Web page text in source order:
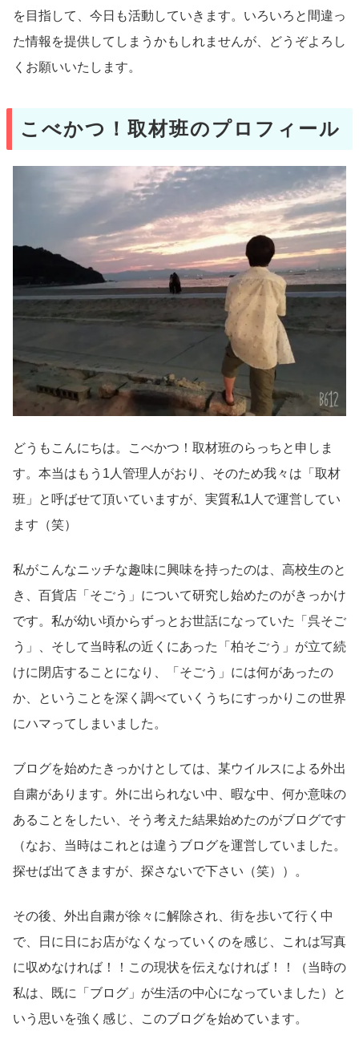
を目指して、今日も活動していきます。いろいろと間違っ
た情報を提供してしまうかもしれませんが、どうぞよろし
くお願いいたします。
こべかつ！取材班のプロフィール
どうもこんにちは。こべかつ！取材班のらっちと申しま
す。本当はもう1人管理人がおり、そのため我々は「取材
班」と呼ばせて頂いていますが、実質私1人で運営してい
ます（笑）
私がこんなニッチな趣味に興味を持ったのは、高校生のと
き、百貨店「そごう」について研究し始めたのがきっかけ
です。私が幼い頃からずっとお世話になっていた「呉そご
う」、そして当時私の近くにあった「柏そごう」が立て続
けに閉店することになり、「そごう」には何があったの
か、ということを深く調べていくうちにすっかりこの世界
にハマってしまいました。
ブログを始めたきっかけとしては、某ウイルスによる外出
自粛があります。外に出られない中、暇な中、何か意味の
あることをしたい、そう考えた結果始めたのがブログです
（なお、当時はこれとは違うブログを運営していました。
探せば出てきますが、探さないで下さい（笑））。
その後、外出自粛が徐々に解除され、街を歩いて行く中
で、日に日にお店がなくなっていくのを感じ、これは写真
に収めなければ！！この現状を伝えなければ！！（当時の
私は、既に「ブログ」が生活の中心になっていました）と
いう思いを強く感じ、このブログを始めています。